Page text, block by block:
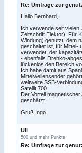
Re: Umfrage zur
Hallo Bernhard,
Ich verwende seit vielen
Zeitschrift Elektor). Für
Windung) genutzt, dem
geschaltet ist, für Mittel-
verwendet, der
- ebenfalls Drehko-
lückenlos den Bereich
Ich habe damit aus
Mittelwellensender
weltweite SSB-
Satellit 700.
Der Vorteil
geschätzt.
Gruß Ingo.
Uli
500 und mehr Punkte
Re: Umfrage zur